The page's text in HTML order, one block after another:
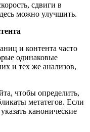
сдвиги в
можно улучшить.
и контента часто
одинаковые
и тех же анализов,
чтобы определить,
метатегов. Если
канонические